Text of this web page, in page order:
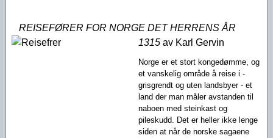
REISEFØRER FOR NORGE DET HERRENS ÅR
1315 av Karl Gervin
Norge er et stort kongedømme, og
et vanskelig område å reise i -
grisgrendt og uten landsbyer - et
land der man måler avstanden til
naboen med steinkast og
pileskudd. Det er heller ikke lenge
siden at når de norske sagaene